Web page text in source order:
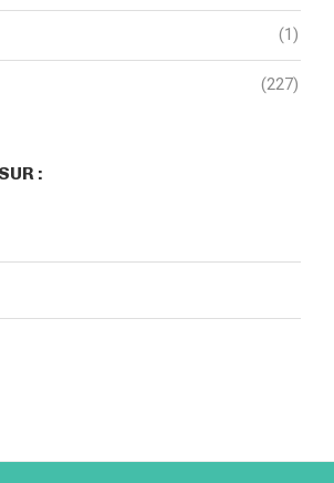
(1)
(227)
: